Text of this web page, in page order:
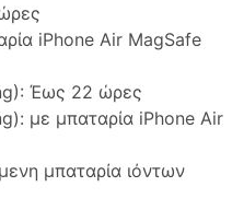
iPhone Air MagSafe
Έως 22 ώρες
με μπαταρία iPhone Air
μπαταρία ιόντων